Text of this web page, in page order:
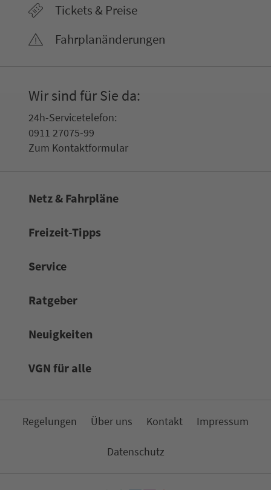
Tickets & Preise
Fahr­plan­ände­rungen
Wir sind für Sie da:
24h-Ser­vice­te­le­fon:
0911 27075-99
Zum Kon­taktformular
Netz & Fahrpläne
Frei­zeit-Tipps
Service
Rat­ge­ber
Neuigkeiten
VGN für alle
Re­ge­lungen Über uns Kon­takt Impressum
Da­ten­schutz